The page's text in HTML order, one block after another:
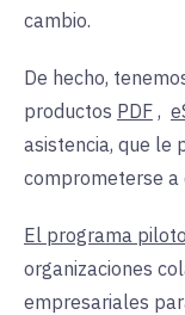
cambio.
De hecho,
productos PDF ,
asistencia, que le
comprometerse a
El programa
organizaciones
empresariales